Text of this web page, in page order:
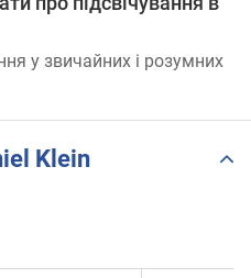
у звичайних і розумних
Klein